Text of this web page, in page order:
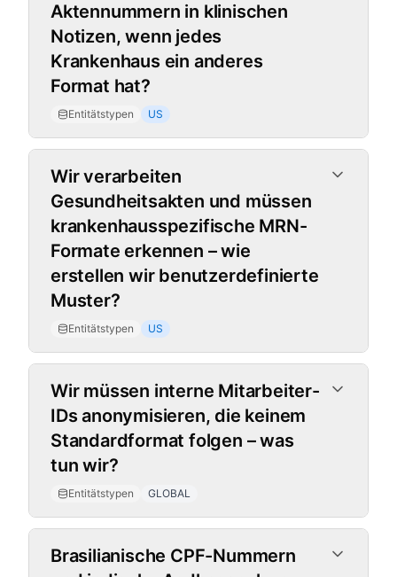
Aktennummern in klinischen
Notizen, wenn jedes
Krankenhaus ein anderes
Format hat?
Entitätstypen US
Wir verarbeiten
Gesundheitsakten und müssen
krankenhausspezifische MRN-
Formate erkennen – wie
erstellen wir benutzerdefinierte
Muster?
Entitätstypen US
Wir müssen interne Mitarbeiter-
IDs anonymisieren, die keinem
Standardformat folgen – was
tun wir?
Entitätstypen GLOBAL
Brasilianische CPF-Nummern